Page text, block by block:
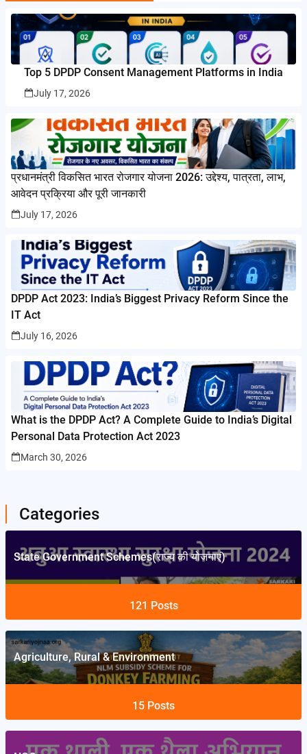
Top 5 DPDP Consent Management Platforms in India
July 17, 2026
प्रधानमंत्री विकसित भारत रोजगार योजना 2026: उद्देश्य, पात्रता, लाभ,
आवेदन प्रक्रिया और पूरी जानकारी
July 17, 2026
DPDP Act 2023: India’s Biggest Privacy Reform Since the
IT Act
July 16, 2026
What is the DPDP Act? A Complete Guide to India’s Digital
Personal Data Protection Act 2023
March 30, 2026
Categories
State Government Schemes(राज्य की योजनाएं)
121 Posts
Agriculture, Rural & Environment
15 Posts